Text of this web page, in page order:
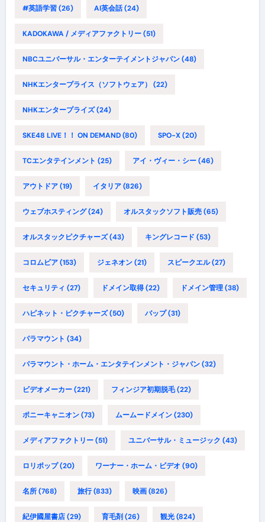
#英語学習(26) AI英会話(24)
KADOKAWA / メディアファクトリー(51)
NBCユニバーサル・エンターテイメントジャパン(48)
NHKエンタープライス（ソフトウェア） (22)
NHKエンタープライズ(24)
SKE48 LIVE！！ ON DEMAND(80) SPO-X(20)
TCエンタテインメント (25) アイ・ヴィー・シー(46)
アウトドア(19) イタリア(826)
ウェブホスティング(24) オルスタックソフト販売(65)
オルスタックピクチャーズ(43) キングレコード (53)
コロムビア(153) ジェネオン(21) スピークエル(27)
セキュリティ (27) ドメイン取得(22) ドメイン管理(38)
ハピネット・ピクチャーズ(50) バップ(31)
パラマウント (34)
パラマウント・ホーム・エンタテインメント・ジャパン(32)
ビデオメーカー(221) フィンジア初期脱毛(22)
ポニーキャニオン(73) ムームードメイン(230)
メディアファクトリー(51) ユニバーサル・ミュージック (43)
ロリポップ(20) ワーナー・ホーム・ビデオ (90)
名所(768) 旅行(833) 映画(826)
紀伊國屋書店(29) 育毛剤 (26) 観光(824)